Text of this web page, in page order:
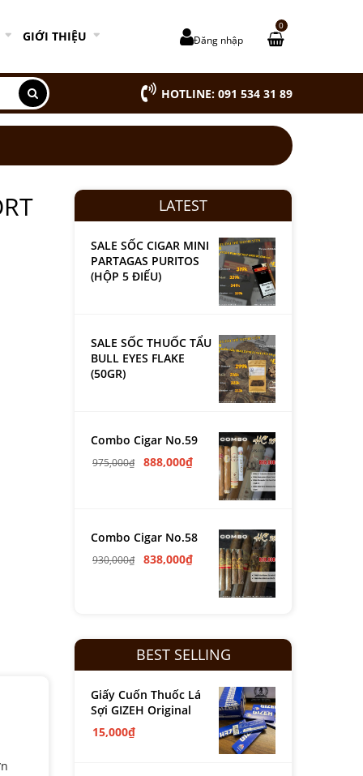
GIỚI THIỆU Đăng nhập
0
HOTLINE: 091 534 31 89
LATEST
SALE SỐC CIGAR MINI
PARTAGAS PURITOS
(HỘP 5 ĐIẾU)
SALE SỐC THUỐC TẨU
BULL EYES FLAKE
(50GR)
Combo Cigar No.59
975,000₫ 888,000₫
Combo Cigar No.58
930,000₫ 838,000₫
BEST SELLING
Giấy Cuốn Thuốc Lá
Sợi GIZEH Original
15,000₫